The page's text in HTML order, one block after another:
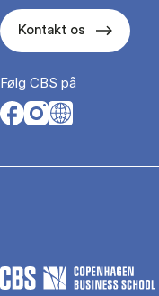
Kontakt os
Følg CBS på
Opens in a new tab
Opens in a new tab
Opens in a new tab